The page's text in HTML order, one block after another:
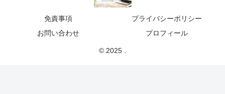
免責事項
プライバシーポリシー
お問い合わせ
プロフィール
© 2025 .